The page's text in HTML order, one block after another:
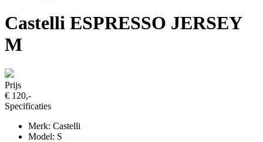
Castelli ESPRESSO JERSEY
M
Prijs
€ 120,-
Specificaties
Merk: Castelli
Model: S